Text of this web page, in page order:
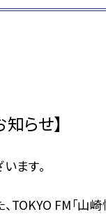
知らせ】
ます。
FM「山